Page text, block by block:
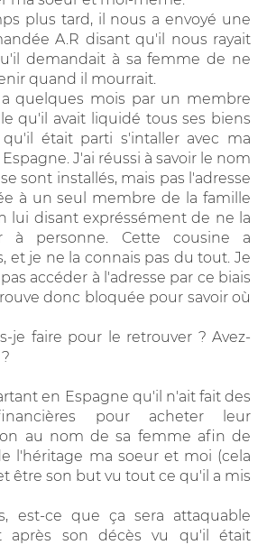
plus tard, il nous a envoyé une
A.R disant qu'il nous rayait
demandait à sa femme de ne
quand il mourrait.
quelques mois par un membre
qu'il avait liquidé tous ses biens
était parti s'intaller avec ma
J'ai réussi à savoir le nom
sont installés, mais pas l'adresse
à un seul membre de la famille
lui disant expréssément de ne la
à personne. Cette cousine a
et je ne la connais pas du tout. Je
accéder à l'adresse par ce biais
donc bloquée pour savoir où
je faire pour le retrouver ? Avez-
en Espagne qu'il n'ait fait des
pour acheter leur
au nom de sa femme afin de
l'héritage ma soeur et moi (cela
être son but vu tout ce qu'il a mis
est-ce que ça sera attaquable
après son décès vu qu'il était